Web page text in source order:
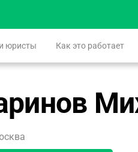
юристы Как это работает